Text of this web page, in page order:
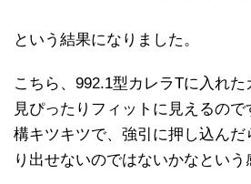
という結果になりました。
こちら、992.1型カレラTに入れ
見ぴったりフィットに見えるの
構キツキツで、強引に押し込んだ
り出せないのではないかなという